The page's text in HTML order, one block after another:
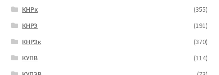
КНРк
(355)
КНРЭ
(191)
КНРЭк
(370)
КУПВ
(114)